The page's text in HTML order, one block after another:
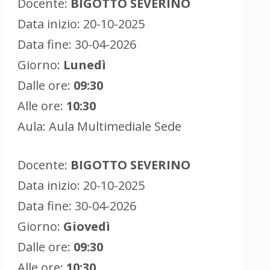
Data inizio: 20-10-2025
Data fine: 30-04-2026
Giorno: Lunedì
Dalle ore: 09:30
Alle ore: 10:30
Aula: Aula Multimediale Sede
Docente: BIGOTTO SEVERINO
Data inizio: 20-10-2025
Data fine: 30-04-2026
Giorno: Giovedì
Dalle ore: 09:30